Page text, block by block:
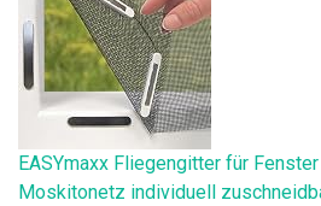
EASYmaxx Fliegengitter für
Moskitonetz individuell